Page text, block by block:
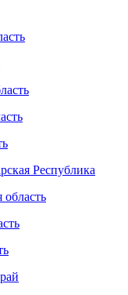
Республика
область